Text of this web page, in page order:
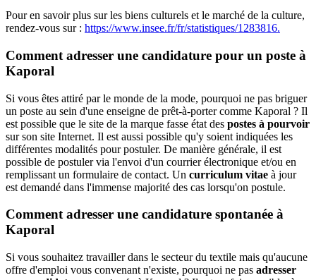
Pour en savoir plus sur les biens culturels et le marché de la culture,
rendez-vous sur : https://www.insee.fr/fr/statistiques/1283816.
Comment adresser une candidature pour un poste à
Kaporal
Si vous êtes attiré par le monde de la mode, pourquoi ne pas briguer
un poste au sein d'une enseigne de prêt-à-porter comme Kaporal ? Il
est possible que le site de la marque fasse état des postes à pourvoir
sur son site Internet. Il est aussi possible qu'y soient indiquées les
différentes modalités pour postuler. De manière générale, il est
possible de postuler via l'envoi d'un courrier électronique et/ou en
remplissant un formulaire de contact. Un curriculum vitae à jour
est demandé dans l'immense majorité des cas lorsqu'on postule.
Comment adresser une candidature spontanée à
Kaporal
Si vous souhaitez travailler dans le secteur du textile mais qu'aucune
offre d'emploi vous convenant n'existe, pourquoi ne pas adresser